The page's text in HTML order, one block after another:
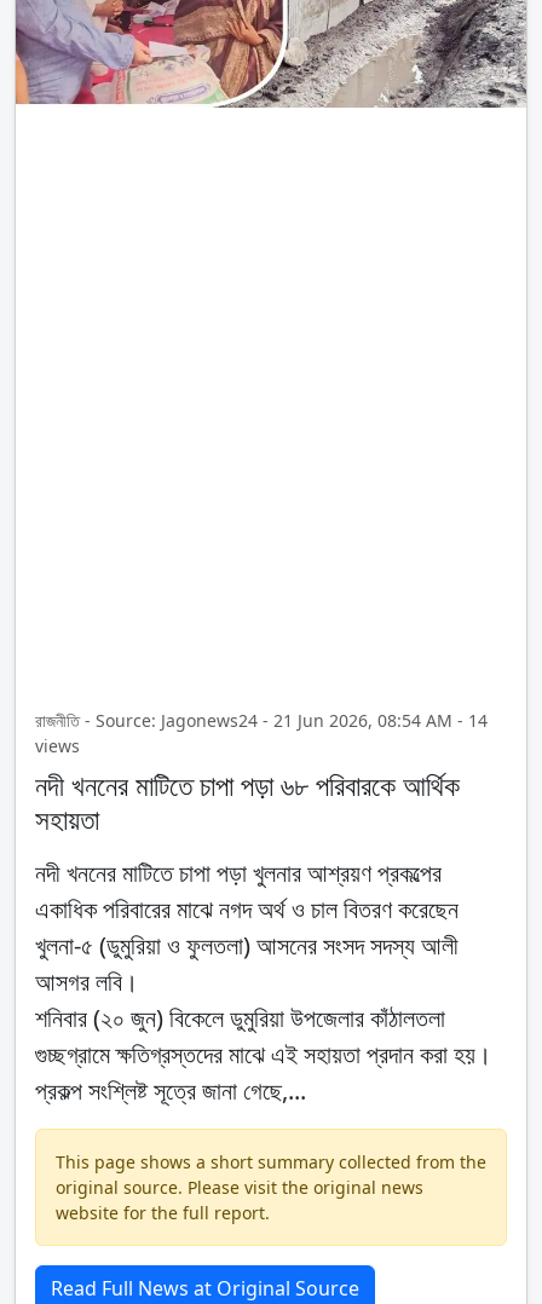
রাজনীতি - Source: Jagonews24 - 21 Jun 2026, 08:54 AM - 14
views
নদী খননের মাটিতে চাপা পড়া ৬৮ পরিবারকে আর্থিক
সহায়তা
নদী খননের মাটিতে চাপা পড়া খুলনার আশ্রয়ণ প্রকল্পের
একাধিক পরিবারের মাঝে নগদ অর্থ ও চাল বিতরণ করেছেন
খুলনা-৫ (ডুমুরিয়া ও ফুলতলা) আসনের সংসদ সদস্য আলী
আসগর লবি।
শনিবার (২০ জুন) বিকেলে ডুমুরিয়া উপজেলার কাঁঠালতলা
গুচ্ছগ্রামে ক্ষতিগ্রস্তদের মাঝে এই সহায়তা প্রদান করা হয়।
প্রকল্প সংশ্লিষ্ট সূত্রে জানা গেছে,...
This page shows a short summary collected from the
original source. Please visit the original news
website for the full report.
Read Full News at Original Source